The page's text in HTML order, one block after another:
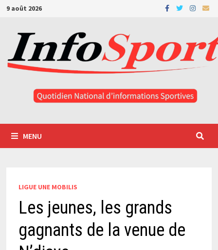
Passer
contenu
9 août 2026
MENU
LIGUE UNE MOBILIS
Les jeunes, les grands
gagnants de la venue de